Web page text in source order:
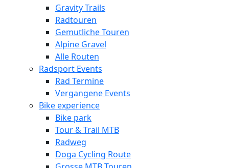
Gravity Trails
Radtouren
Gemutliche Touren
Alpine Gravel
Alle Routen
Radsport Events
Rad Termine
Vergangene Events
Bike experience
Bike park
Tour & Trail MTB
Radweg
Doga Cycling Route